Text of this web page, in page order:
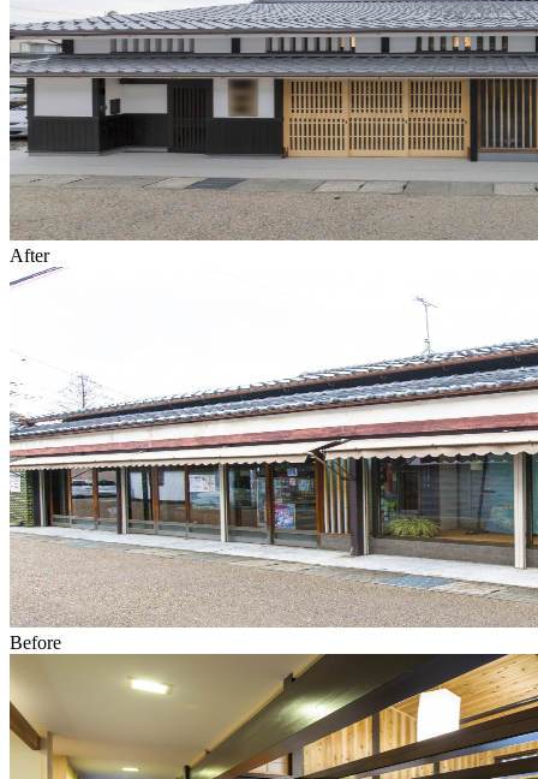
After
Before